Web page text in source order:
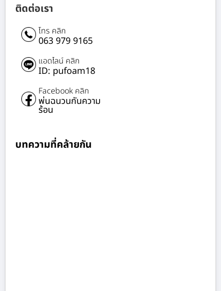
ติดต่อเรา
โทร คลิก
063 979 9165
แอดไลน์ คลิก
ID: pufoam18
Facebook คลิก
พ่นฉนวนกันความ
ร้อน
บทความที่คล้ายกัน